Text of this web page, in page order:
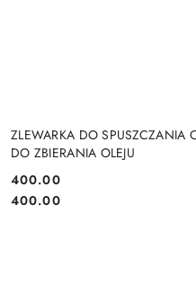
ZLEWARKA DO SPUSZCZANIA
DO ZBIERANIA OLEJU
Cena:
400.00
Cena:
400.00